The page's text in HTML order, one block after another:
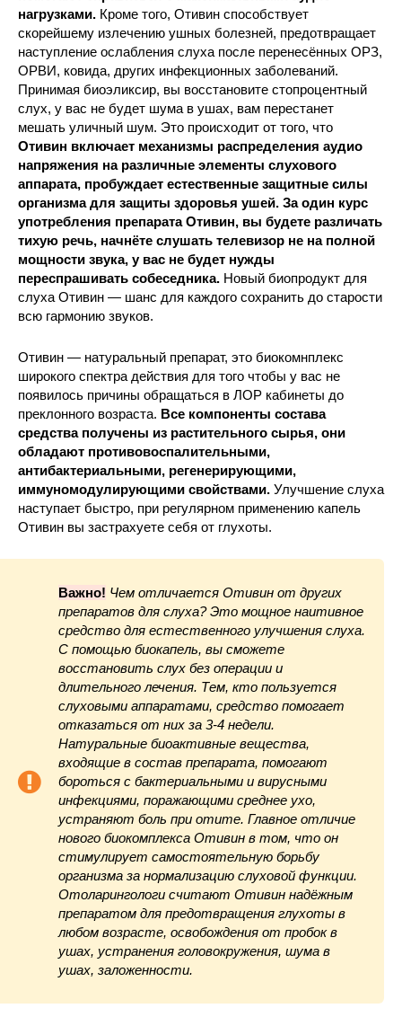
нагрузками. Кроме того, Отивин способствует
скорейшему излечению ушных болезней, предотвращает
наступление ослабления слуха после перенесённых ОРЗ,
ОРВИ, ковида, других инфекционных заболеваний.
Принимая биоэликсир, вы восстановите стопроцентный
слух, у вас не будет шума в ушах, вам перестанет
мешать уличный шум. Это происходит от того, что
Отивин включает механизмы распределения аудио
напряжения на различные элементы слухового
аппарата, пробуждает естественные защитные силы
организма для защиты здоровья ушей. За один курс
употребления препарата Отивин, вы будете различать
тихую речь, начнёте слушать телевизор не на полной
мощности звука, у вас не будет нужды
переспрашивать собеседника. Новый биопродукт для
слуха Отивин — шанс для каждого сохранить до старости
всю гармонию звуков.
Отивин — натуральный препарат, это биокомнплекс
широкого спектра действия для того чтобы у вас не
появилось причины обращаться в ЛОР кабинеты до
преклонного возраста. Все компоненты состава
средства получены из растительного сырья, они
обладают противовоспалительными,
антибактериальными, регенерирующими,
иммуномодулирующими свойствами. Улучшение слуха
наступает быстро, при регулярном применению капель
Отивин вы застрахуете себя от глухоты.
Важно! Чем отличается Отивин от других
препаратов для слуха? Это мощное наитивное
средство для естественного улучшения слуха.
С помощью биокапель, вы сможете
восстановить слух без операции и
длительного лечения. Тем, кто пользуется
слуховыми аппаратами, средство помогает
отказаться от них за 3-4 недели.
Натуральные биоактивные вещества,
входящие в состав препарата, помогают
бороться с бактериальными и вирусными
инфекциями, поражающими среднее ухо,
устраняют боль при отите. Главное отличие
нового биокомплекса Отивин в том, что он
стимулирует самостоятельную борьбу
организма за нормализацию слуховой функции.
Отоларингологи считают Отивин надёжным
препаратом для предотвращения глухоты в
любом возрасте, освобождения от пробок в
ушах, устранения головокружения, шума в
ушах, заложенности.